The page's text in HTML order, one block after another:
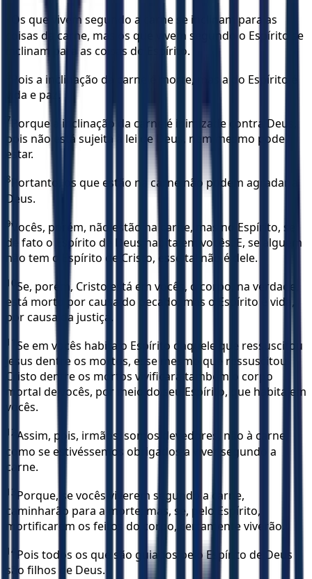
Os que vivem segundo a carne se inclinam para as
coisas da carne, mas os que vivem segundo o Espírito se
inclinam para as coisas do Espírito.
Pois a inclinação da carne é morte, mas a do Espírito é
vida e paz.
7
Porque a inclinação da carne é inimizade contra Deus,
pois não está sujeita à lei de Deus, nem mesmo pode
estar.
8
Portanto, os que estão na carne não podem agradar a
Deus.
9Vocês, porém, não estão na carne, mas no Espírito, se
de fato o Espírito de Deus habita em vocês. E, se alguém
não tem o Espírito de Cristo, esse tal não é dele.
10 Se, porém, Cristo está em vocês, o corpo, na verdade,
está morto por causa do pecado, mas o Espírito é vida,
por causa da justiça.
11
Se em vocês habita o Espírito daquele que ressuscitou
Jesus dentre os mortos, esse mesmo que ressuscitou
Cristo dentre os mortos vivificará também o corpo
mortal de vocês, por meio do seu Espírito, que habita em
vocês.
12 Assim, pois, irmãos, somos devedores, não à carne,
como se estivéssemos obrigados a viver segundo a
carne.
13 Porque, se vocês viverem segundo a carne,
caminharão para a morte; mas, se, pelo Espírito,
mortificarem os feitos do corpo, certamente viverão.
14 Pois todos os que são guiados pelo Espírito de Deus
são filhos de Deus.